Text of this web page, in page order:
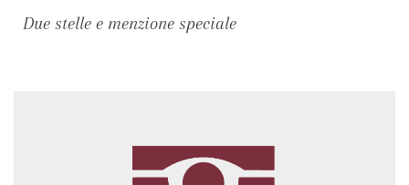
Due stelle e menzione speciale